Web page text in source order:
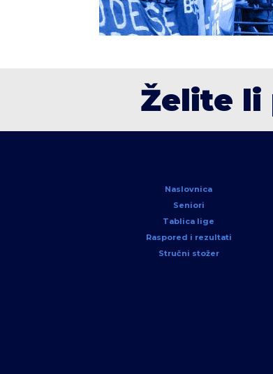
Želite li
Naslovnica
Seniori
Tablica lige
Raspored i rezultati
Stručni stožer